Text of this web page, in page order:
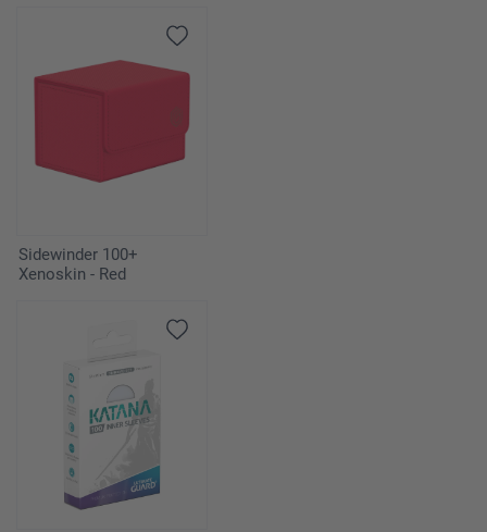
Sidewinder 100+
Xenoskin - Red